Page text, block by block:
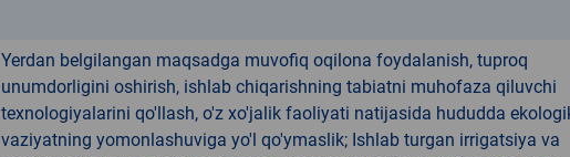
Yerdan belgilangan maqsadga muvofiq oqilona foydalanish, tuproq
unumdorligini oshirish, ishlab chiqarishning tabiatni muhofaza qiluvchi
texnologiyalarini qo'llash, o'z xo'jalik faoliyati natijasida hududda
vaziyatning yomonlashuviga yo'l qo'ymaslik; Ishlab turgan irrigatsiya va